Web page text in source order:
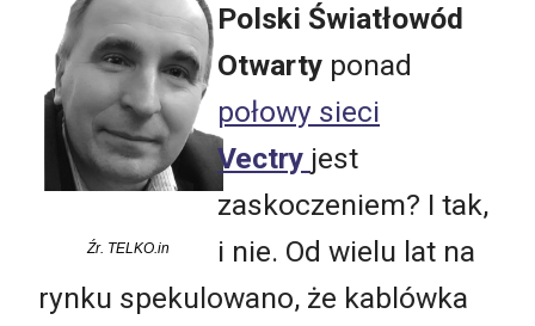
Źr. TELKO.in
Polski Światłowód
Otwarty ponad
połowy sieci
Vectry jest
zaskoczeniem? I tak,
i nie. Od wielu lat na
rynku spekulowano, że kablówka